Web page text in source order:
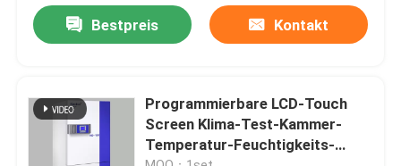
Alle Fälle
Labortrockenerer Ofen
Industrieller Trockenofen
Bestpreis Kontakt
Programmierbare LCD-Touch
Screen Klima-Test-Kammer-
Temperatur-Feuchtigkeits-